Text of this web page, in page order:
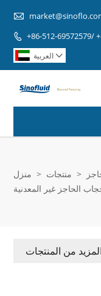

 +86-512-69572579/
العربية 
منزل > منتجات >
الحاجز غير المعدنية
المزيد من المنتجات